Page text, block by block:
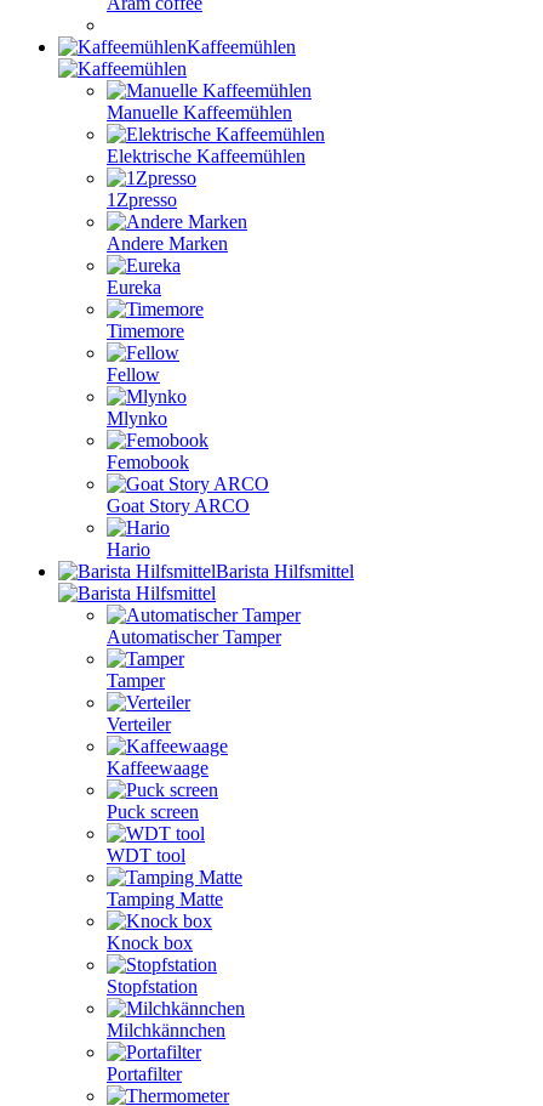
Kaffeemühlen
Manuelle Kaffeemühlen
Elektrische Kaffeemühlen
1Zpresso
Andere Marken
Eureka
Timemore
Fellow
Mlynko
Femobook
Goat Story ARCO
Hario
Barista Hilfsmittel
Automatischer Tamper
Tamper
Verteiler
Kaffeewaage
Puck screen
WDT tool
Tamping Matte
Knock box
Stopfstation
Milchkännchen
Portafilter